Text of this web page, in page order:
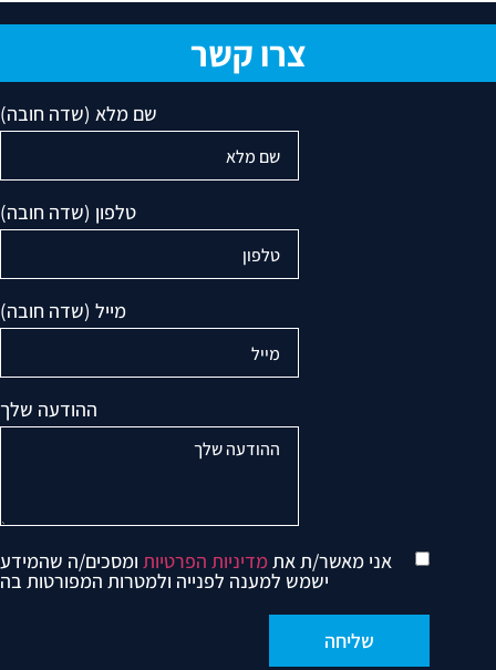
צרו קשר
שם מלא (שדה חובה)
טלפון (שדה חובה)
מייל (שדה חובה)
ההודעה שלך
אני מאשר/ת אתמדיניות הפרטיות ומסכים/ה שהמידע
ישמש למענה לפנייה ולמטרות המפורטות בה